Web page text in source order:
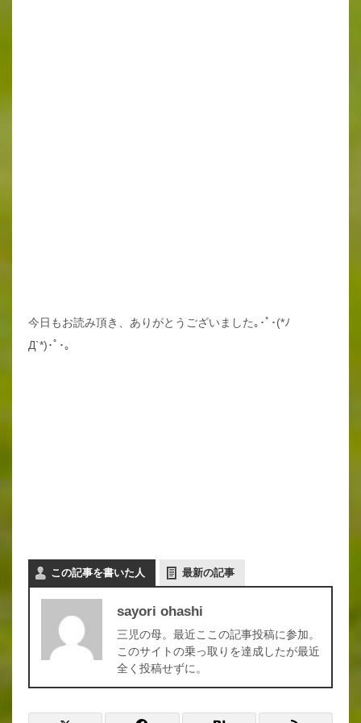
今日もお読み頂き、ありがとうございました｡･ﾟ･(*ﾉ
Д`*)･ﾟ･。
この記事を書いた人 最新の記事
sayori ohashi
三児の母。最近ここの記事投稿に参加。
このサイトの乗っ取りを達成したが最近
全く投稿せずに。